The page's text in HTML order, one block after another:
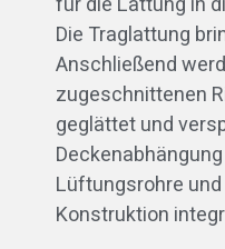
Die Traglattung
Anschließend
zugeschnittenen
geglättet und
Lüftungsrohre
Konstruktion